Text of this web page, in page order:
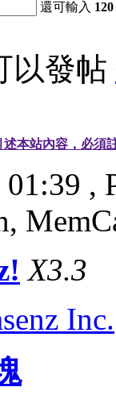
還可輸入 120
以發帖
述本站內容，必須
,
X3.3
Inc.